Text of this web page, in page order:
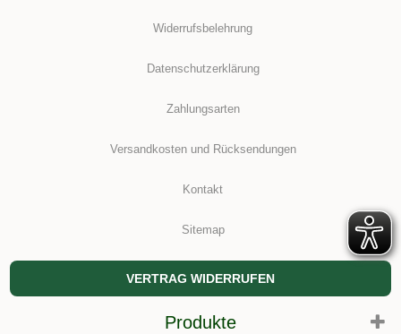
Widerrufsbelehrung
Datenschutzerklärung
Zahlungsarten
Versandkosten und Rücksendungen
Kontakt
Sitemap
VERTRAG WIDERRUFEN
Produkte